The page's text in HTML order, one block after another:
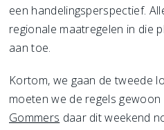
een handelingsperspectief.
regionale maatregelen in die
aan toe.
Kortom, we gaan de tweede
moeten we de regels
Gommers daar dit weekend